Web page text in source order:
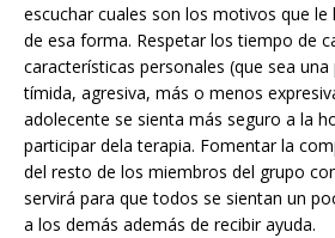
escuchar cuales son los motivos que le
de esa forma. Respetar los tiempo de
características personales (que sea
tímida, agresiva, más o menos
adolecente se sienta más seguro a la
participar dela terapia. Fomentar la
del resto de los miembros del grupo
servirá para que todos se sientan un
a los demás además de recibir ayuda.